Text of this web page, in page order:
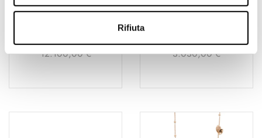
Rifiuta
12.100,00€ 3.030,00€